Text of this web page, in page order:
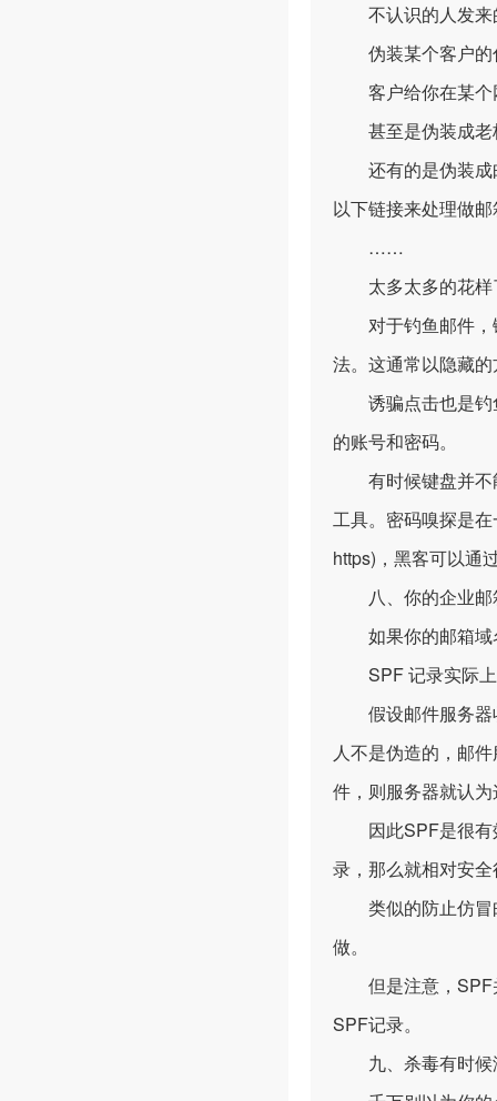
不认识的人发来
伪装某个客户的
客户给你在某个
甚至是伪装成老
还有的是伪装成
以下链接来处理做
……
太多太多的花样
对于钓鱼邮件，
法。这通常以隐藏
诱骗点击也是钓
的账号和密码。
有时候键盘并不
工具。密码嗅探是
https)，黑客可以通
八、你的企业邮
如果你的邮箱域
SPF 记录实际上
假设邮件服务器
人不是伪造的，邮
件，则服务器就认
因此SPF是很有
录，那么就相对安
类似的防止仿冒
做。
但是注意，SPF
SPF记录。
九、杀毒有时候